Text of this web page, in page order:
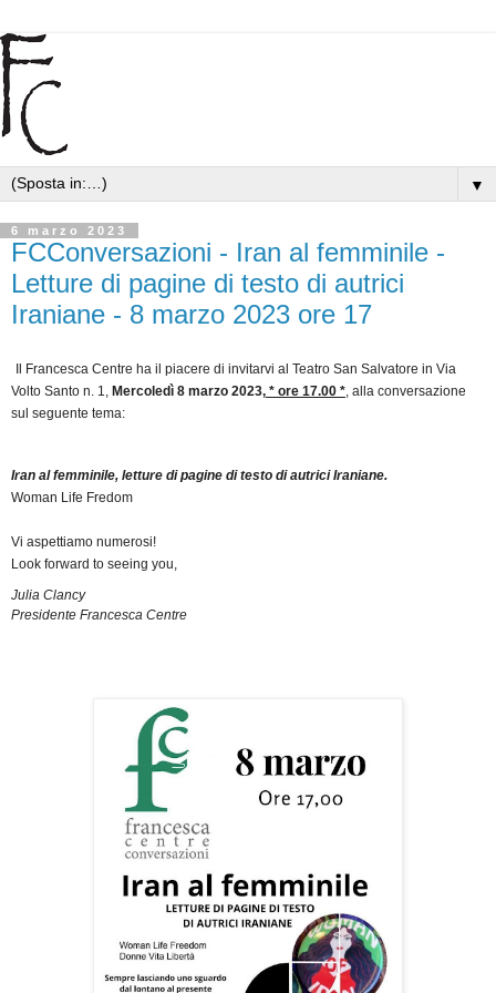
▼
6 marzo 2023
FCConversazioni - Iran al femminile -
Letture di pagine di testo di autrici
Iraniane - 8 marzo 2023 ore 17
Il Francesca Centre ha il piacere di invitarvi al Teatro San Salvatore in Via
Volto Santo n. 1, Mercoledì 8 marzo 2023, * ore 17.00 * , alla conversazione
sul seguente tema:
Iran al femminile, letture di pagine di testo di autrici Iraniane.
Woman Life Fredom
Vi aspettiamo numerosi!
Look forward to seeing you,
Julia Clancy
Presidente Francesca Centre